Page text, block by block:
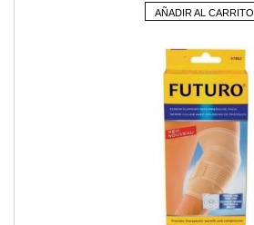
AÑADIR AL CARRITO